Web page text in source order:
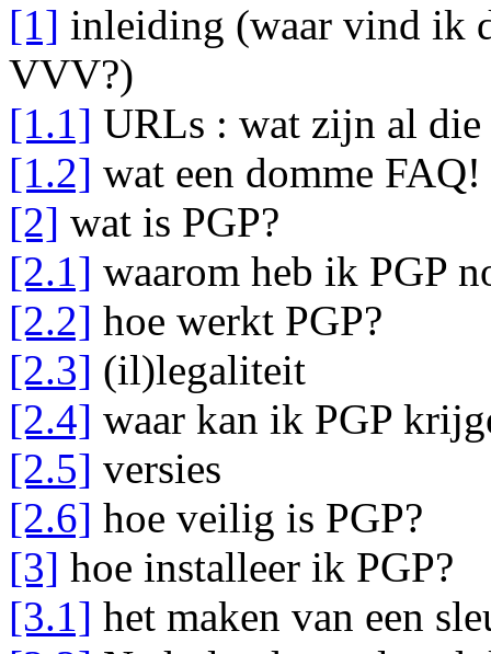
[1] inleiding (waar vind ik
VVV?)
[1.1] URLs : wat zijn al die
[1.2] wat een domme
[2] wat is PGP?
[2.1] waarom heb ik PGP
[2.2] hoe werkt PGP?
[2.3] (il)legaliteit
[2.4] waar kan ik PGP
[2.5] versies
[2.6] hoe veilig is PGP?
[3] hoe installeer ik PGP?
[3.1] het maken van een